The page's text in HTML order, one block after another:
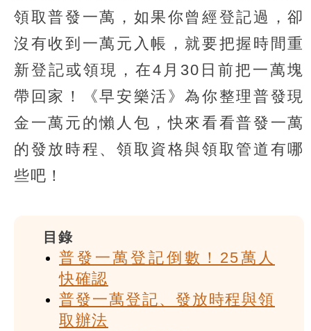
領取普發一萬，如果你曾經登記過，卻
沒有收到一萬元入帳，就要把握時間重
新登記或領現，在4月30日前把一萬塊
帶回家！《早安樂活》為你整理普發現
金一萬元的懶人包，快來看看普發一萬
的發放時程、領取資格與領取管道有哪
些吧！
目錄
普發一萬登記倒數！25萬人
快確認
普發一萬登記、發放時程與領
取辦法